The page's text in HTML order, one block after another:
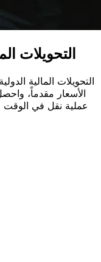
التحويلات
الأسعار مقدماً،